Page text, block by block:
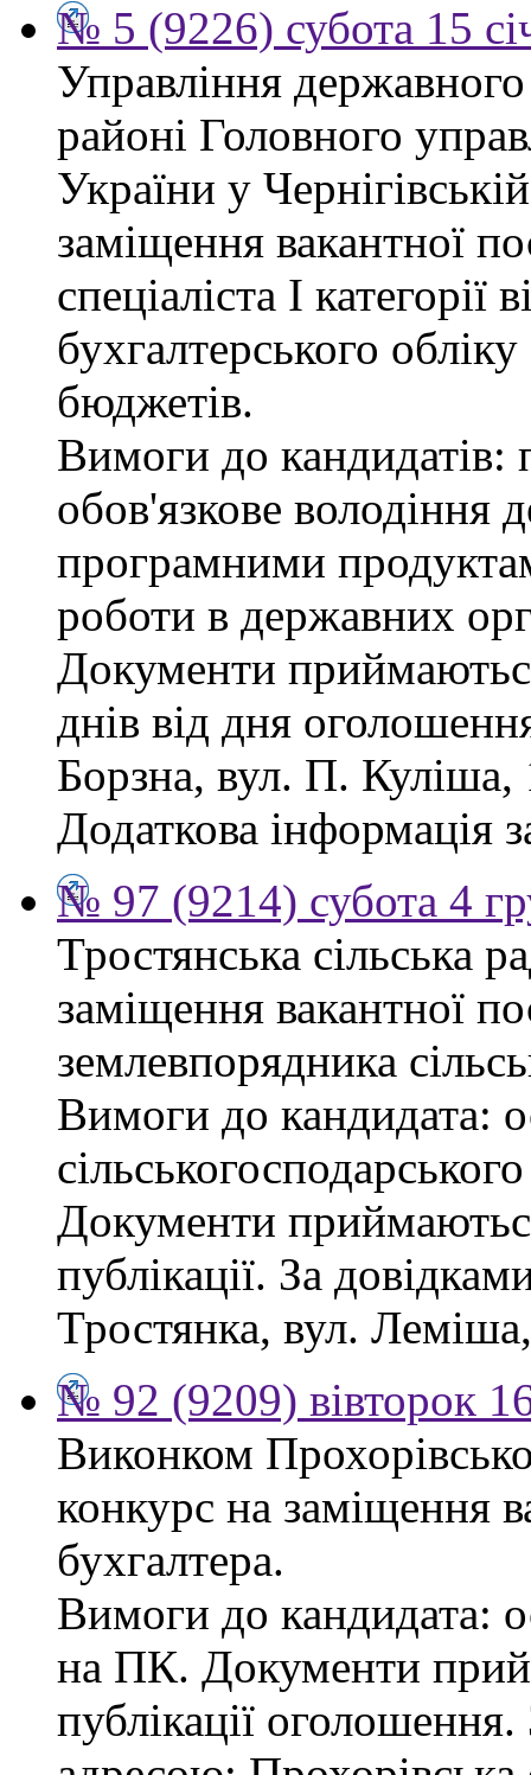
№ 5 (9226) субота 15
Управління
районі Головного
України у
заміщення вакантної
спеціаліста І категорії
бухгалтерського
бюджетів.
Вимоги до кандидатів:
обов'язкове
програмними
роботи в державних
Документи
днів від дня
Борзна, вул. П. Куліша,
Додаткова інформація
№ 97 (9214) субота 4
Тростянська сільська
заміщення вакантної
землевпорядника
Вимоги до кандидата:
Документи
публікації. За
Тростянка, вул.
№ 92 (9209) вівторок
Виконком
конкурс на заміщення
бухгалтера.
Вимоги до кандидата:
на ПК. Документи
публікації